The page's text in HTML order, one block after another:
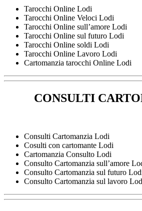
Tarocchi Online Lodi
Tarocchi Online Veloci Lodi
Tarocchi Online sull’amore Lodi
Tarocchi Online sul futuro Lodi
Tarocchi Online soldi Lodi
Tarocchi Online Lavoro Lodi
Cartomanzia tarocchi Online Lodi
CONSULTI
Consulti Cartomanzia Lodi
Cosulti con cartomante Lodi
Cartomanzia Consulto Lodi
Consulto Cartomanzia sull’amore
Consulto Cartomanzia sul futuro
Consulto Cartomanzia sul lavoro